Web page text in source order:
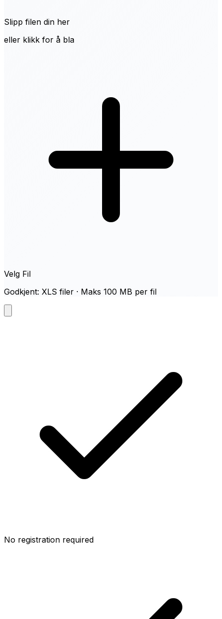
Slipp filen din her
eller klikk for å bla
Velg Fil
Godkjent: XLS filer · Maks 100 MB per fil
No registration required